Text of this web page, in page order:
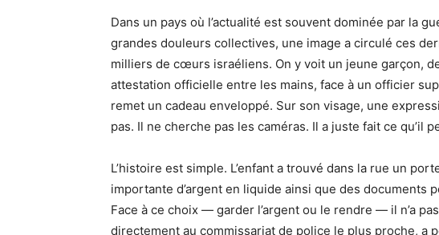
Dans un pays où l’actualité est souvent dominée par la
grandes douleurs collectives, une image a circulé ces
milliers de cœurs israéliens. On y voit un jeune garçon,
attestation officielle entre les mains, face à un officier
remet un cadeau enveloppé. Sur son visage, une
pas. Il ne cherche pas les caméras. Il a juste fait ce qu’il
L’histoire est simple. L’enfant a trouvé dans la rue un
importante d’argent en liquide ainsi que des documents
Face à ce choix — garder l’argent ou le rendre — il n’a
directement au commissariat de police le plus proche, a